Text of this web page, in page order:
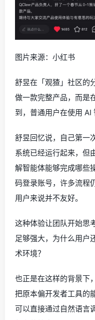
图片来源：小红书
舒昱在「观猹」社区的
做一款完整产品，而是
到，普通用户在使用 AI
舒昱回忆说，自己第一
系统已经运行起来，但
解智能体能够完成哪些
码登录账号，许多流程
用户来说并不友好。
这种体验让团队开始思
足够强大，为什么用户
术环境？
也正是在这样的背景
把原本偏开发者工具的
可以直接通过自然语言